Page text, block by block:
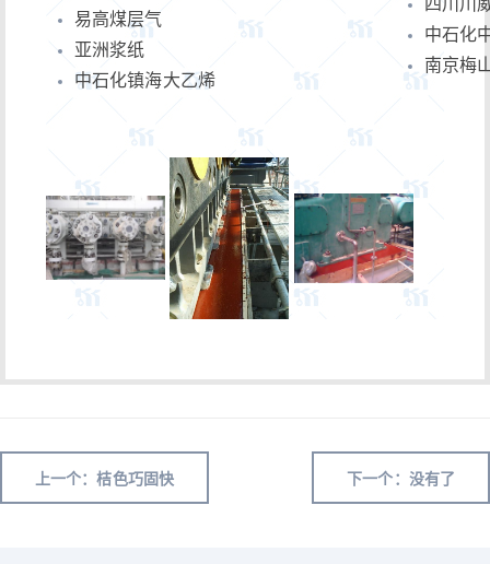
易高煤层气
亚洲浆纸
中石化镇海大乙烯
中石化
南京梅
上一个：桔色巧固快 下一个：没有了